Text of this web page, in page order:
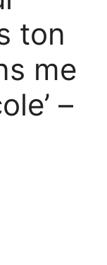
ton
me
–